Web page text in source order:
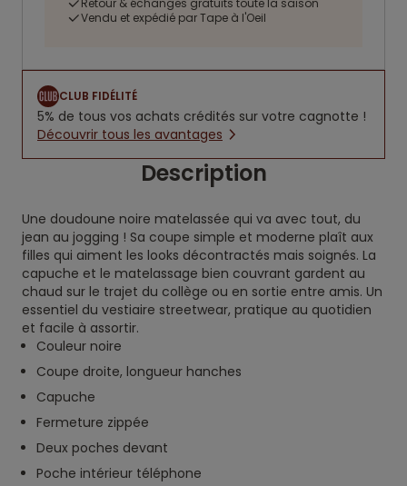
Retour & échanges gratuits toute la saison
Vendu et expédié par Tape à l'Oeil
CLUB FIDÉLITÉ
5% de tous vos achats crédités sur votre cagnotte !
Découvrir tous les avantages
Description
Une doudoune noire matelassée qui va avec tout, du
jean au jogging ! Sa coupe simple et moderne plaît aux
filles qui aiment les looks décontractés mais soignés. La
capuche et le matelassage bien couvrant gardent au
chaud sur le trajet du collège ou en sortie entre amis. Un
essentiel du vestiaire streetwear, pratique au quotidien
et facile à assortir.
Couleur noire
Coupe droite, longueur hanches
Capuche
Fermeture zippée
Deux poches devant
Poche intérieur téléphone